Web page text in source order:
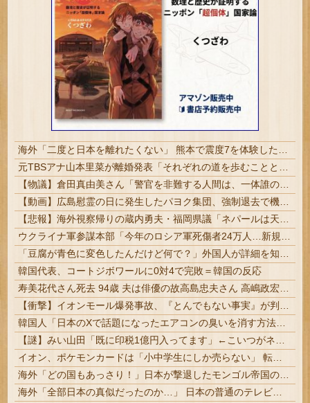
韓国代表、コートジボワールに0対4で完敗＝韓国の反応